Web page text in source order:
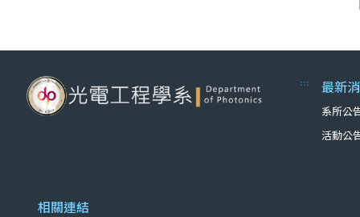
::: 最新
系所公
活動公
相關連結